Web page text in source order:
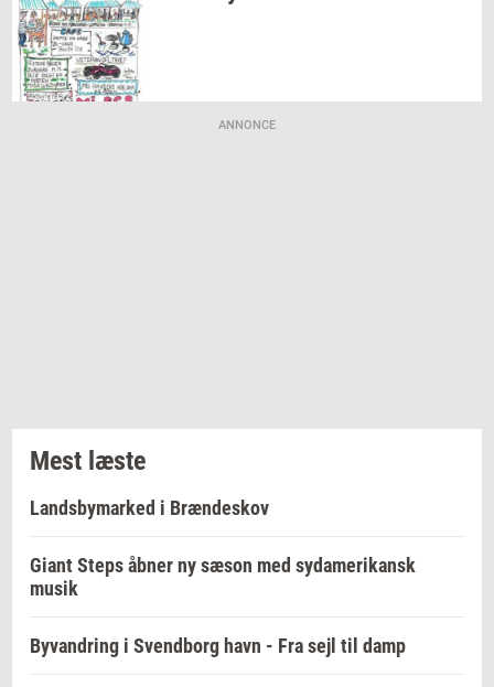
ANNONCE
Mest læste
Landsbymarked i Brændeskov
Giant Steps åbner ny sæson med sydamerikansk
musik
Byvandring i Svendborg havn - Fra sejl til damp